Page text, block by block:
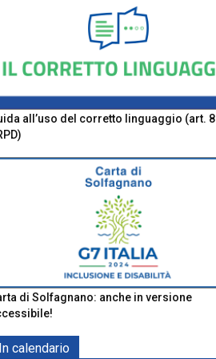
all’uso del corretto linguaggio (art. 8
di Solfagnano: anche in versione
In calendario